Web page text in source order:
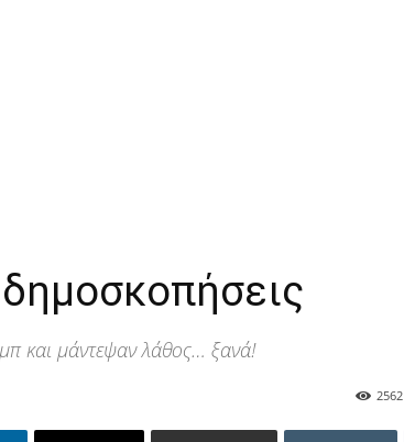
και μάντεψαν λάθος… ξανά!
2562